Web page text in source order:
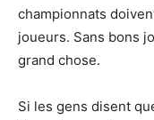
championnats
joueurs. Sans bons
grand chose.
Si les gens disent